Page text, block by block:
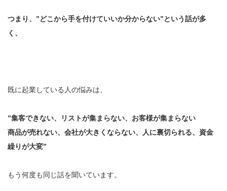
つまり、”どこから手を付けていいか分からない”という話が多
く、
既に起業している人の悩みは、
”集客できない、リストが集まらない、お客様が集まらない
商品が売れない、会社が大きくならない、人に裏切られる、資金
繰りが大変”
もう何度も同じ話を聞いています。